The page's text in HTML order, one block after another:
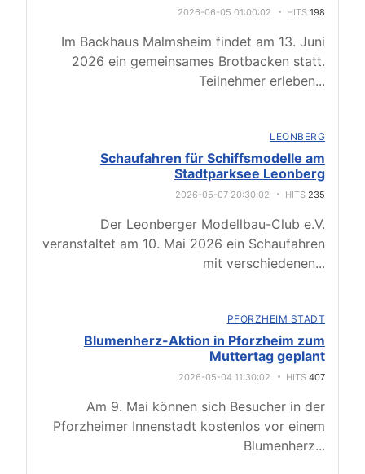
2026-06-05 01:00:02 HITS 198
Im Backhaus Malmsheim findet am 13. Juni
2026 ein gemeinsames Brotbacken statt.
Teilnehmer erleben...
LEONBERG
Schaufahren für Schiffsmodelle am
Stadtparksee Leonberg
2026-05-07 20:30:02 HITS 235
Der Leonberger Modellbau-Club e.V.
veranstaltet am 10. Mai 2026 ein Schaufahren
mit verschiedenen...
PFORZHEIM STADT
Blumenherz-Aktion in Pforzheim zum
Muttertag geplant
2026-05-04 11:30:02 HITS 407
Am 9. Mai können sich Besucher in der
Pforzheimer Innenstadt kostenlos vor einem
Blumenherz...